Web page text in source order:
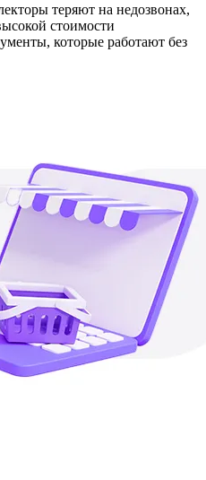
теряют на недозвонах,
стоимости
которые работают без